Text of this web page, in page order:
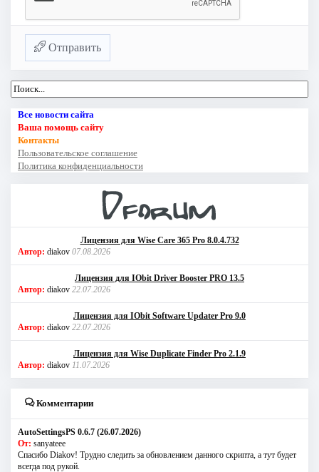
Отправить
Все новости сайта
Ваша помощь сайту
Контакты
Пользовательское соглашение
Политика конфиденциальности
Лицензия для Wise Care 365 Pro 8.0.4.732
Автор: diakov 07.08.2026
Лицензия для IObit Driver Booster PRO 13.5
Автор: diakov 22.07.2026
Лицензия для IObit Software Updater Pro 9.0
Автор: diakov 22.07.2026
Лицензия для Wise Duplicate Finder Pro 2.1.9
Автор: diakov 11.07.2026
Комментарии
AutoSettingsPS 0.6.7 (26.07.2026)
От: sanyateee
Спасибо Diakov! Трудно следить за обновлением данного скрипта, а тут будет
всегда под рукой.